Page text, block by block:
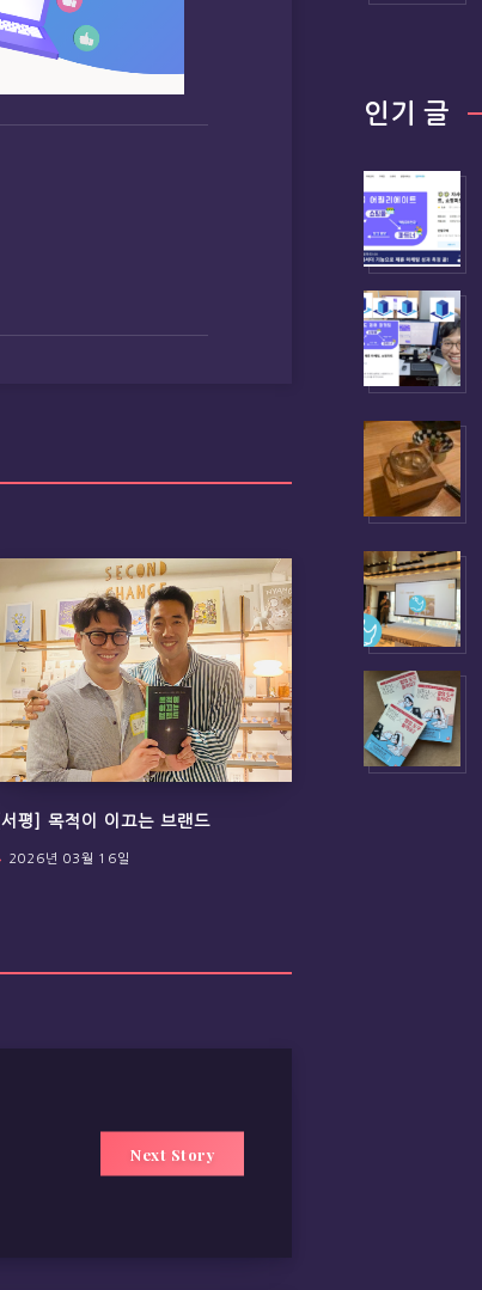
[서평] 목적이 이끄는 브랜드
2026년 03월 16일
Next Story
인기 글